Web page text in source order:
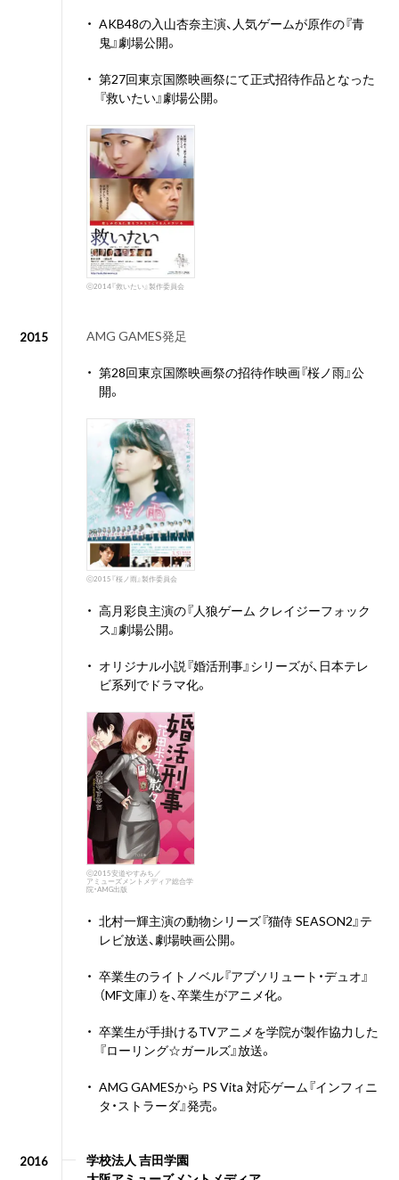
・ AKB48の入山杏奈主演、人気ゲームが原作の『青
鬼』劇場公開。
・ 第27回東京国際映画祭にて正式招待作品となった
『救いたい』劇場公開。
ⓒ2014『救いたい』製作委員会
2015 AMG GAMES発足
・ 第28回東京国際映画祭の招待作映画『桜ノ雨』公
開。
ⓒ2015『桜ノ雨』製作委員会
・ 高月彩良主演の『人狼ゲーム クレイジーフォック
ス』劇場公開。
・ オリジナル小説『婚活刑事』シリーズが、日本テレ
ビ系列でドラマ化。
ⓒ2015安道やすみち／
アミューズメントメディア総合学
院・AMG出版
・ 北村一輝主演の動物シリーズ『猫侍 SEASON2』テ
レビ放送、劇場映画公開。
・ 卒業生のライトノベル『アブソリュート・デュオ』
（MF文庫J）を、卒業生がアニメ化。
・ 卒業生が手掛けるTVアニメを学院が製作協力した
『ローリング☆ガールズ』放送。
・ AMG GAMESから PS Vita 対応ゲーム『インフィニ
タ・ストラーダ』発売。
2016
学校法人 吉田学園